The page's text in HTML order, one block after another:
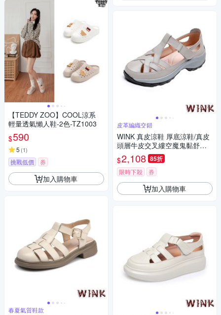
【TEDDY ZOO】COOL涼系
輕量透氣懶人鞋-2色-TZ1003
$590
5 (1)
挑戰低價 券
加入購物車
春夏氣質鞋款
皮革編織交錯
WINK 真皮涼鞋 厚底涼鞋/真皮
頭層牛皮交叉縷空魔鬼黏舒適
輕量厚底包頭涼鞋 休閒鞋 灰
$2,108 85折
限時下殺 券
加入購物車